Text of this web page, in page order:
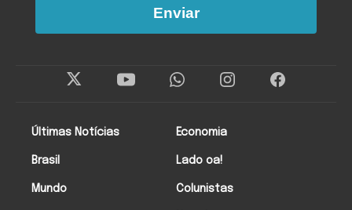
Últimas Notícias
Brasil
Mundo
Economia
Lado oa!
Colunistas
Enviar